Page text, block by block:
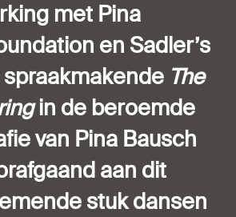
met Pina
en Sadler’s
The
in de beroemde
van Pina Bausch
aan dit
stuk dansen